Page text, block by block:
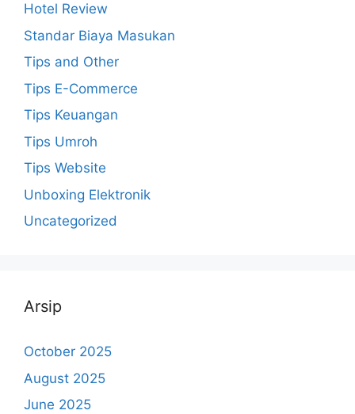
Hotel Review
Standar Biaya Masukan
Tips and Other
Tips E-Commerce
Tips Keuangan
Tips Umroh
Tips Website
Unboxing Elektronik
Uncategorized
Arsip
October 2025
August 2025
June 2025